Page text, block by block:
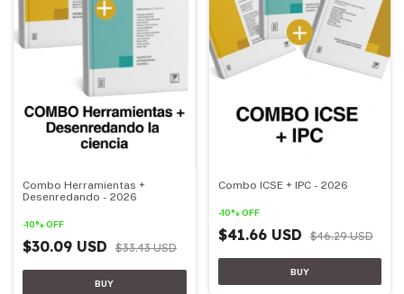
Combo Herramientas +
Desenredando - 2026
-10% OFF
$30.09 USD $33.43 USD
Combo ICSE + IPC - 2026
-10% OFF
$41.66 USD $46.29 USD